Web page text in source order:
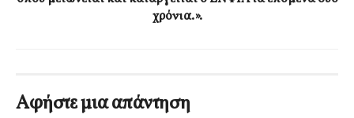
χρόνια.».
Αφήστε μια απάντηση